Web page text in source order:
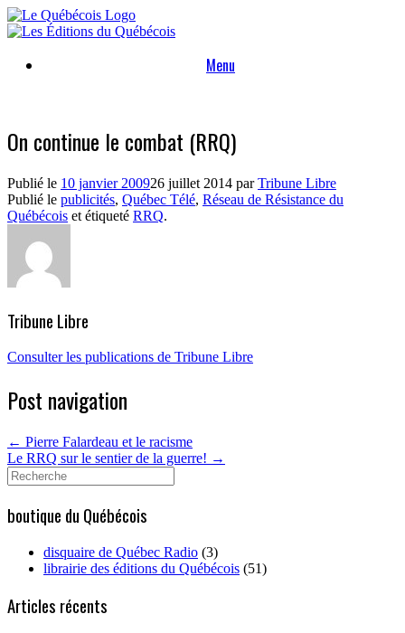
Skip
to
Menu
On continue le combat (RRQ)
Publié le 10 janvier 200926 juillet 2014 parTribune Libre
Publié le publicités, Québec Télé, Réseau de Résistance du
Québécois et étiqueté RRQ.
Tribune Libre
Consulter les publications de Tribune Libre
Post navigation
← Pierre Falardeau et le racisme
Le RRQ sur le sentier de la guerre! →
Search
for:
boutique du Québécois
disquaire de Québec Radio (3)
librairie des éditions du Québécois (51)
Articles récents